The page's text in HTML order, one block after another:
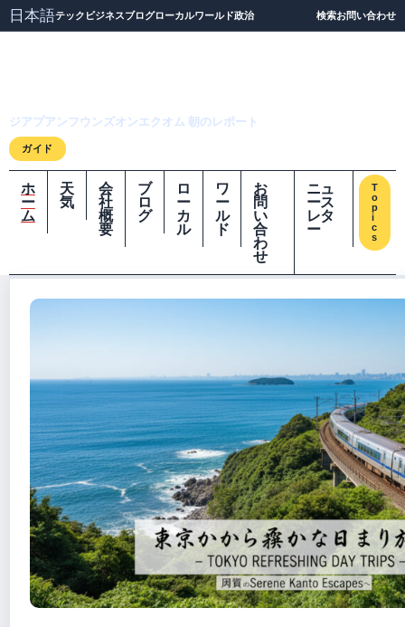
日本語テック ビジネスブログローカルワールド政治 検索お問い合わせ
ジアプアンフウンズオンエクオム 朝のレポート
ガイド
ホ
ー
ム
天
気
会
社
概
要
ブ
ロ
グ
ロ
ー
カ
ル
ワ
ー
ル
ド
お
問
い
合
わ
せ
ニュ
ース
レタ
ー
T
o
p
i
c
s